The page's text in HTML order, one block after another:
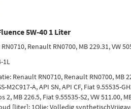
5W-40 1 Liter
Renault RN0700, MB 229.31, VW
1L
Renault RN0710, Renault RN0700, MB
M2C917-A, API SN, API CF, Fiat 9.55535-
2, MB 226.5, Fiat 9.55535-S2, VW 511.00,
[liter]: 1Olie: Volledig